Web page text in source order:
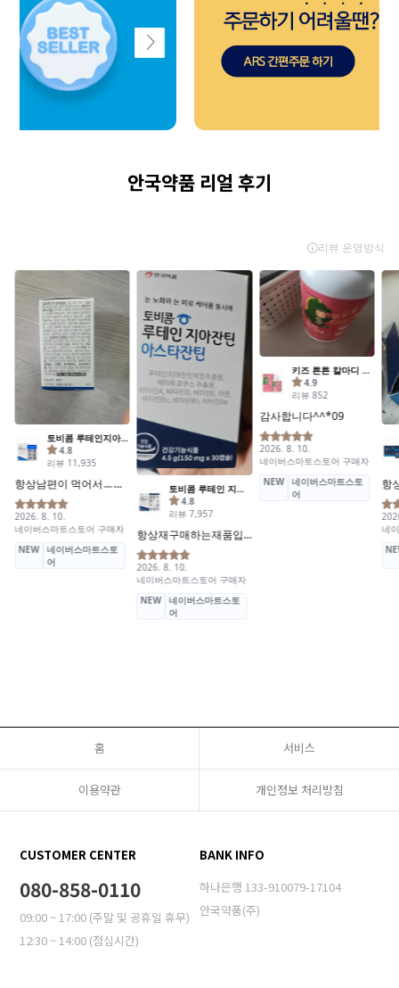
안국약품 리얼 후기
홈 서비스
이용약관 개인정보 처리방침
CUSTOMER CENTER
080-858-0110
09:00 ~ 17:00 (주말 및 공휴일 휴무)
12:30 ~ 14:00 (점심시간)
BANK INFO
하나은행 133-910079-17104
안국약품(주)